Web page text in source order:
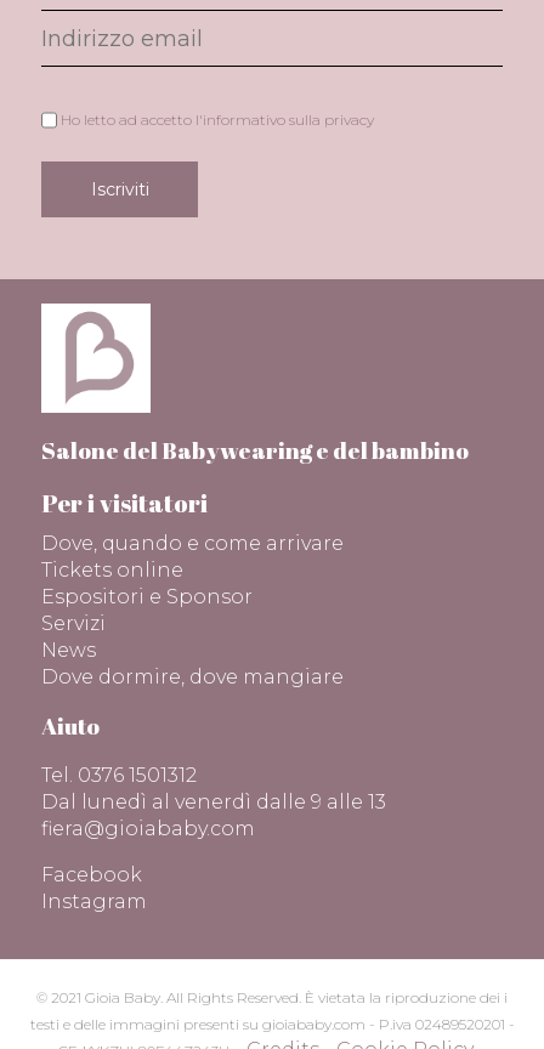
Ho letto ad accetto l'informativo sulla privacy
Salone del Babywearing e del bambino
Per i visitatori
Dove, quando e come arrivare
Tickets online
Espositori e Sponsor
Servizi
News
Dove dormire, dove mangiare
Aiuto
Tel. 0376 1501312
Dal lunedì al venerdì dalle 9 alle 13
fiera@gioiababy.com
Facebook
Instagram
© 2021 Gioia Baby. All Rights Reserved. È vietata la riproduzione dei i
testi e delle immagini presenti su gioiababy.com - P.iva 02489520201 -